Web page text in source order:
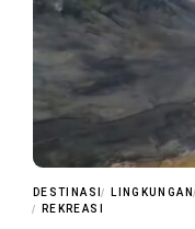
DESTINASI LINGKUNGAN
REKREASI